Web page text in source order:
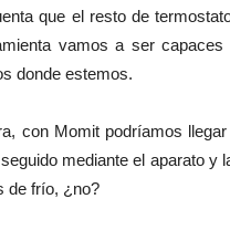
que el resto de
vamos a ser capaces
donde estemos.
con Momit podríamos
mediante el aparato
de frío, ¿no?